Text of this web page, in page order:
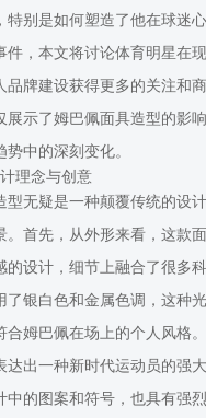
特别是如何塑造了他在球迷
件，本文将讨论体育明星在
品牌建设获得更多的关注和
展示了姆巴佩面具造型的影
中的深刻变化。
理念与创意
型无疑是一种颠覆传统的设
。首先，从外形来看，这款
的设计，细节上融合了很多
了银白色和金属色调，这种
合姆巴佩在场上的个人风格
达出一种新时代运动员的强
中的图案和符号，也具有强